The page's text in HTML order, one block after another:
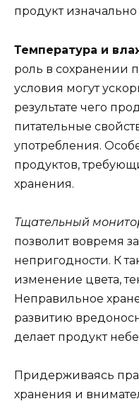
продукт
Температура и
роль в сохранении
условия могут
результате чего
питательные
употребления.
продуктов,
хранения.
Тщательный
позволит вовремя
непригодности. К
изменение цвета,
Неправильное
развитию
делает продукт
Придерживаясь
хранения и